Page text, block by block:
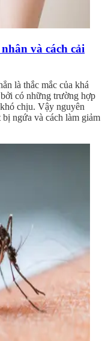
và cách cải
là thắc mắc của khá
có những trường hợp
chịu. Vậy nguyên
ngứa và cách làm giảm